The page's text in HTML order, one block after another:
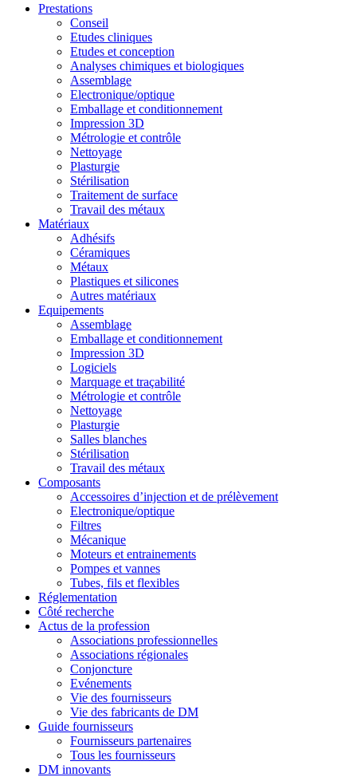
Prestations
Conseil
Etudes cliniques
Etudes et conception
Analyses chimiques et biologiques
Assemblage
Electronique/optique
Emballage et conditionnement
Impression 3D
Métrologie et contrôle
Nettoyage
Plasturgie
Stérilisation
Traitement de surface
Travail des métaux
Matériaux
Adhésifs
Céramiques
Métaux
Plastiques et silicones
Autres matériaux
Equipements
Assemblage
Emballage et conditionnement
Impression 3D
Logiciels
Marquage et traçabilité
Métrologie et contrôle
Nettoyage
Plasturgie
Salles blanches
Stérilisation
Travail des métaux
Composants
Accessoires d’injection et de prélèvement
Electronique/optique
Filtres
Mécanique
Moteurs et entrainements
Pompes et vannes
Tubes, fils et flexibles
Réglementation
Côté recherche
Actus de la profession
Associations professionnelles
Associations régionales
Conjoncture
Evénements
Vie des fournisseurs
Vie des fabricants de DM
Guide fournisseurs
Fournisseurs partenaires
Tous les fournisseurs
DM innovants